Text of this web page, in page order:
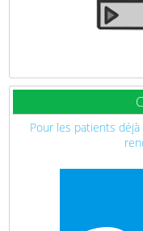
Pour les patients